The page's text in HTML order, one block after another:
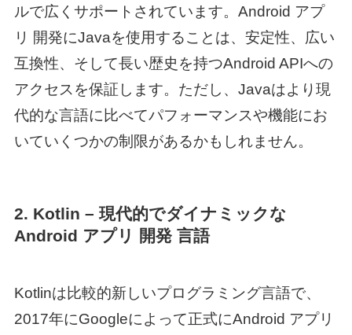
ルで広くサポートされています。 Android アプ
リ 開発にJavaを使用することは、安定性、広い
互換性、そして長い歴史を持つAndroid APIへの
アクセスを保証します。ただし、Javaはより現
代的な言語に比べてパフォーマンスや機能にお
いていくつかの制限があるかもしれません。
2. Kotlin – 現代的でダイナミックな
Android アプリ 開発 言語
Kotlinは比較的新しいプログラミング言語で、
2017年にGoogleによって正式にAndroid アプリ